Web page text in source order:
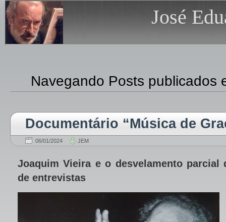
José
Navegando Posts publicados
Documentário “Música de
06/01/2024 JEM
Joaquim Vieira e o desvelamento parcial
de entrevistas